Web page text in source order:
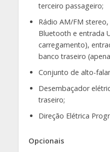
terceiro passageiro;
Rádio AM/FM
Bluetooth e entrada
carregamento),
banco traseiro
Conjunto de alto-
Desembaçador
traseiro;
Direção Elétrica
Opcionais